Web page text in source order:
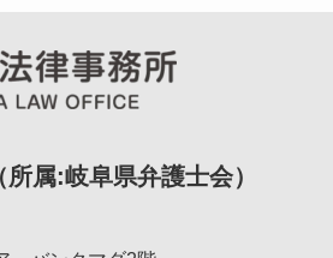
属:岐阜県弁護士会）